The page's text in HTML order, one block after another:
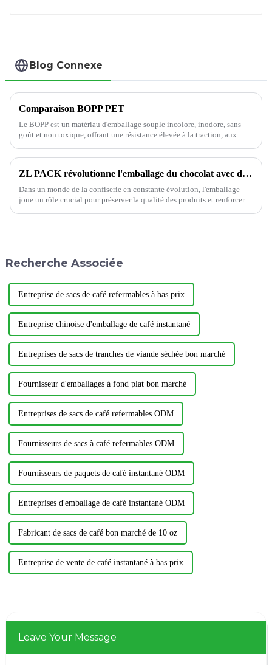
Blog Connexe
Comparaison BOPP PET
Le BOPP est un matériau d'emballage souple incolore, inodore, sans
goût et non toxique, offrant une résistance élevée à la traction, aux
ZL PACK révolutionne l'emballage du chocolat avec des solutions innovantes
Dans un monde de la confiserie en constante évolution, l'emballage
joue un rôle crucial pour préserver la qualité des produits et renforcer
Recherche Associée
Entreprise de sacs de café refermables à bas prix
Entreprise chinoise d'emballage de café instantané
Entreprises de sacs de tranches de viande séchée bon marché
Fournisseur d'emballages à fond plat bon marché
Entreprises de sacs de café refermables ODM
Fournisseurs de sacs à café refermables ODM
Fournisseurs de paquets de café instantané ODM
Entreprises d'emballage de café instantané ODM
Fabricant de sacs de café bon marché de 10 oz
Entreprise de vente de café instantané à bas prix
Leave Your Message